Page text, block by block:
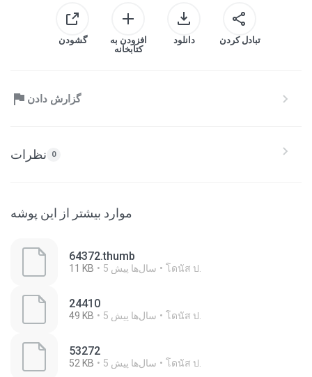
گشودن
افزودن به
کتابخانه
دانلود تبادل کردن
گزارش دادن
نظرات 0
موارد بیشتر از این پوشه
64372.thumb
11 KB 5 سال‌ها پیش โดนัส ป.
24410
49 KB 5 سال‌ها پیش โดนัส ป.
53272
52 KB 5 سال‌ها پیش โดนัส ป.